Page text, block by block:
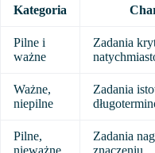
Kategoria
Pilne i
ważne
Zadania
Ważne,
niepilne
Zadania
Pilne,
Zadania